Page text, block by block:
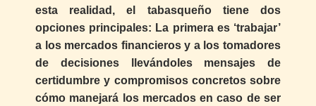
esta realidad, el tabasqueño tiene dos
opciones principales: La primera es ‘trabajar’
a los mercados financieros y a los tomadores
de decisiones llevándoles mensajes de
certidumbre y compromisos concretos sobre
cómo manejará los mercados en caso de ser